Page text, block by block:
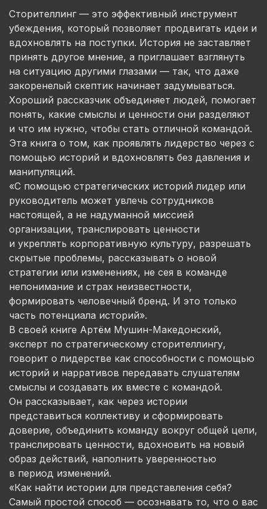
Сторителлинг — это эффективный инструмент
убеждения, который позволяет продвигать идеи и
вдохновлять на поступки. История не заставляет
принять другое мнение, а приглашает взглянуть
на ситуацию другими глазами — так, что даже
закоренелый скептик начинает задумываться.
Хороший рассказчик объединяет людей, помогает
понять, какие смыслы и ценности они разделяют
и что им нужно, чтобы стать отличной командой.
Эта книга о том, как проявлять лидерство через с
помощью историй и вдохновлять без давления и
манипуляций.
«С помощью стратегических историй лидер или
руководитель может увлечь сотрудников
настоящей, а не надуманной миссией
организации, транслировать ценности
и укреплять корпоративную культуру, разрешать
скрытые проблемы, рассказывать о новой
стратегии или изменениях, не сея в команде
непонимание и страх неизвестности,
формировать человечный бренд. И это только
часть потенциала историй».
В своей книге Артём Мушин-Македонский,
эксперт по стратегическому сторителлингу,
говорит о лидерстве как способности с помощью
историй и нарративов передавать слушателям
смыслы и создавать их вместе с командой.
Он рассказывает, как через истории
представиться коллективу и сформировать
доверие, объединить команду вокруг общей цели,
транслировать ценности, вдохновить на новый
образ действий, наполнить уверенностью
в период изменений.
«Как найти истории для представления себя?
Самый простой способ — осознавать то, что о вас